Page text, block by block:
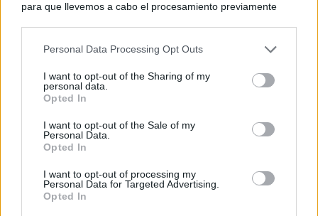
para que llevemos a cabo el procesamiento previamente
negar su consentimiento. Tenga en cuenta que algún
de su consentimiento, pero usted tiene el derecho de
rechazar tal procesamiento. Sus preferencias se aplicarán
cualquier momento entrando de nuevo en este sitio web o
visitando nuestra política de privacidad.
Personal Data Processing Opt Outs
I want to opt-out of the Sharing of my
personal data.
Opted In
I want to opt-out of the Sale of my
Personal Data.
Opted In
I want to opt-out of processing my
Personal Data for Targeted Advertising.
Opted In